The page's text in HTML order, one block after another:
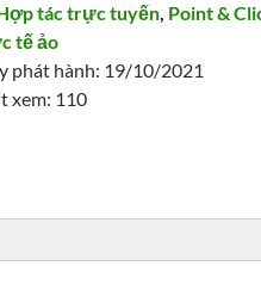
tác trực tuyến, Point &
tế ảo
phát hành: 19/10/2021
xem: 110